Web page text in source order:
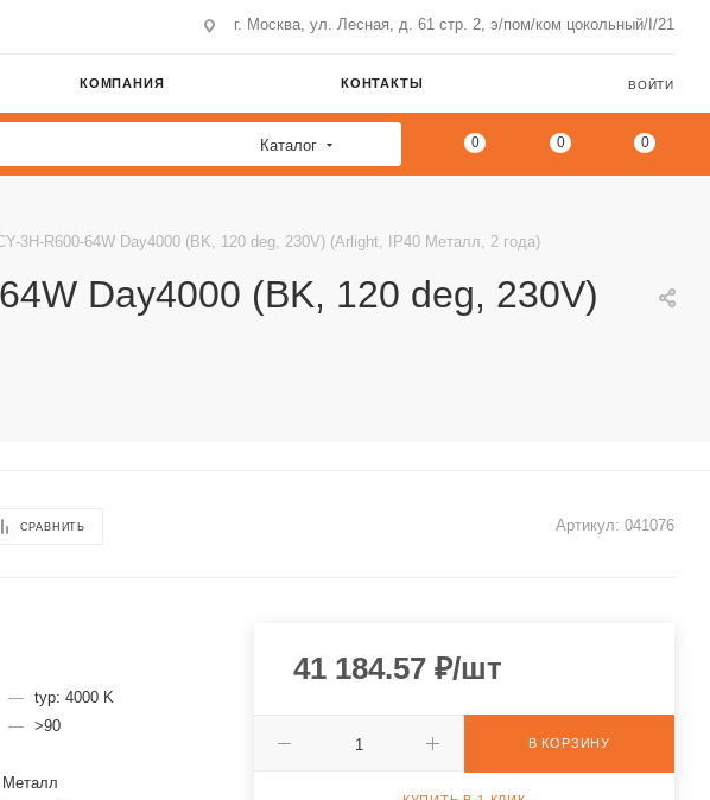
г. Москва, ул. Лесная, д. 61 стр. 2, э/пом/ком цокольный/I/21
КОМПАНИЯ КОНТАКТЫ ВОЙТИ
Каталог 0 0 0
3H-R600-64W Day4000 (BK, 120 deg, 230V) (Arlight, IP40 Металл, 2 года)
Day4000 (BK, 120 deg, 230V)
СРАВНИТЬ Артикул: 041076
—
typ: 4000 K
—
>90
Металл
41 184.57₽/шт
В КОРЗИНУ